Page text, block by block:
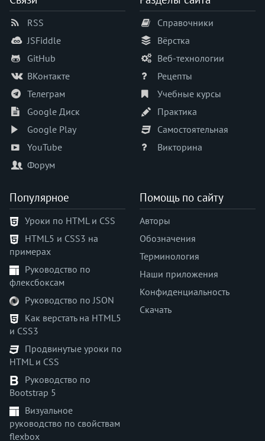
RSS
JSFiddle
GitHub
ВКонтакте
Телеграм
Google Диск
Google Play
YouTube
Форум
Справочники
Вёрстка
Веб-технологии
Рецепты
Учебные курсы
Практика
Самостоятельная
Викторина
Популярное
Уроки по HTML и CSS
HTML5 и CSS3 на
примерах
Руководство по
флексбоксам
Руководство по JSON
Как верстать на HTML5
и CSS3
Продвинутые уроки по
HTML и CSS
Руководство по
Bootstrap 5
Визуальное
руководство по свойствам
flexbox
Помощь по сайту
Авторы
Обозначения
Терминология
Наши приложения
Конфиденциальность
Скачать